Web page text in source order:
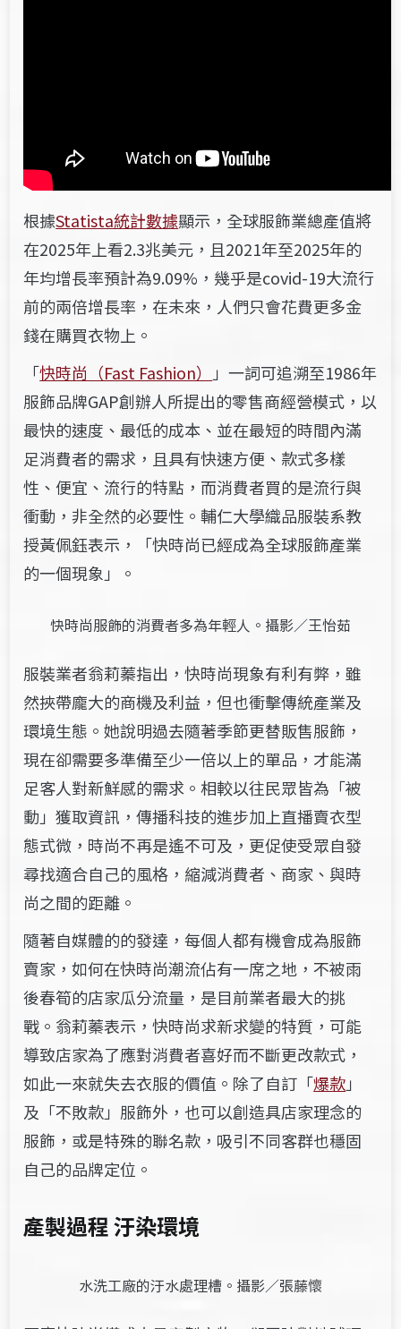
根據Statista統計數據顯示，全球服飾業總產值將
在2025年上看2.3兆美元，且2021年至2025年的
年均增長率預計為9.09%，幾乎是covid-19大流行
前的兩倍增長率，在未來，人們只會花費更多金
錢在購買衣物上。
「快時尚（Fast Fashion）
」一詞可追溯至1986年
服飾品牌GAP創辦人所提出的零售商經營模式，以
最快的速度、最低的成本、並在最短的時間內滿
足消費者的需求，且具有快速方便、款式多樣
性、便宜、流行的特點，而消費者買的是流行與
衝動，非全然的必要性。輔仁大學織品服裝系教
授黃佩鈺表示，「快時尚已經成為全球服飾產業
的一個現象」。
快時尚服飾的消費者多為年輕人。攝影／王怡茹
服裝業者翁莉蓁指出，快時尚現象有利有弊，雖
然挾帶龐大的商機及利益，但也衝擊傳統產業及
環境生態。她說明過去隨著季節更替販售服飾，
現在卻需要多準備至少一倍以上的單品，才能滿
足客人對新鮮感的需求。相較以往民眾皆為「被
動」獲取資訊，傳播科技的進步加上直播賣衣型
態式微，時尚不再是遙不可及，更促使受眾自發
尋找適合自己的風格，縮減消費者、商家、與時
尚之間的距離。
隨著自媒體的的發達，每個人都有機會成為服飾
賣家，如何在快時尚潮流佔有一席之地，不被雨
後春筍的店家瓜分流量，是目前業者最大的挑
戰。翁莉蓁表示，快時尚求新求變的特質，可能
導致店家為了應對消費者喜好而不斷更改款式，
如此一來就失去衣服的價值。除了自訂「爆款」
及「不敗款」服飾外，也可以創造具店家理念的
服飾，或是特殊的聯名款，吸引不同客群也穩固
自己的品牌定位。
產製過程 汙染環境
水洗工廠的汙水處理槽。攝影／張藤懷